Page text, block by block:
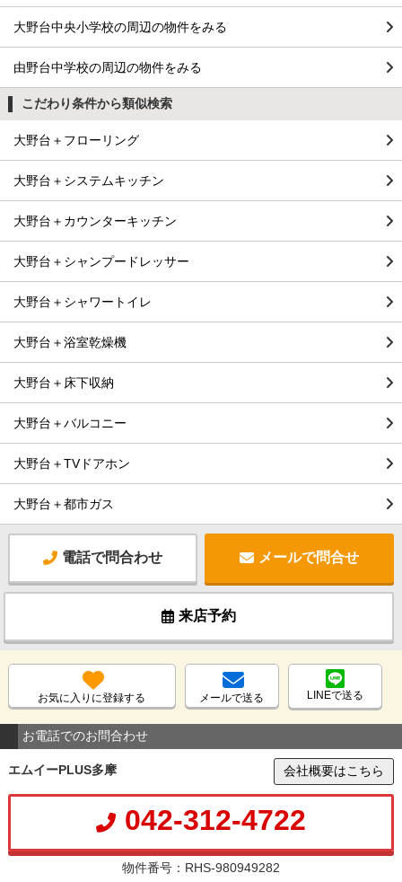
大野台中央小学校の周辺の物件をみる
由野台中学校の周辺の物件をみる
こだわり条件から類似検索
大野台＋フローリング
大野台＋システムキッチン
大野台＋カウンターキッチン
大野台＋シャンプードレッサー
大野台＋シャワートイレ
大野台＋浴室乾燥機
大野台＋床下収納
大野台＋バルコニー
大野台＋TVドアホン
大野台＋都市ガス
電話で問合わせ メールで問合せ
来店予約
お気に入りに登録する メールで送る LINEで送る
お電話でのお問合わせ
エムイーPLUS多摩 会社概要はこちら
042-312-4722
物件番号：RHS-980949282